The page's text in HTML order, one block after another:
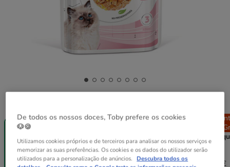
85 g
Entrega
Grátis
1.89€
12 saquetas x
85 g
Entrega
22.68€
22.23€
24 saquetas x
85 g
Entrega
45.36€
43.55€
48
85 g
90.72€
85.28€
De todos os nossos doces, Toby prefere os cookies
🐶🍪
Utilizamos cookies próprios e de terceiros para analisar os nossos serviços e
memorizar as suas preferências. Os cookies e os dados do utilizador serão
utilizados para a personalização de anúncios. Descubra todos os